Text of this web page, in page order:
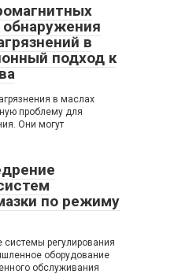
в
подход к
в маслах
проблему для
Они могут
по режиму
регулирования
оборудование
обслуживания